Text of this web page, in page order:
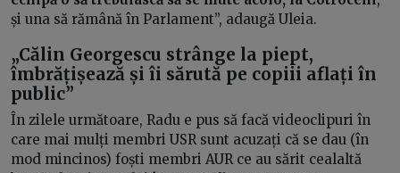
și una să rămână în Parlament”, adaugă Uleia.
„Călin Georgescu strânge la piept,
îmbrățișează și îi sărută pe copiii aflați în
public”
În zilele următoare, Radu e pus să facă videoclipuri în
care mai mulți membri USR sunt acuzați că se dau (în
mod mincinos) foști membri AUR ce au sărit cealaltă